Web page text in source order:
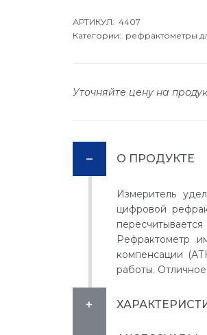
АРТИКУЛ: 4407
Категории: рефрактометры
Уточняйте цену на
О ПРОДУКТЕ
Измеритель
цифровой
Рефрактометр
компенсации
работы.